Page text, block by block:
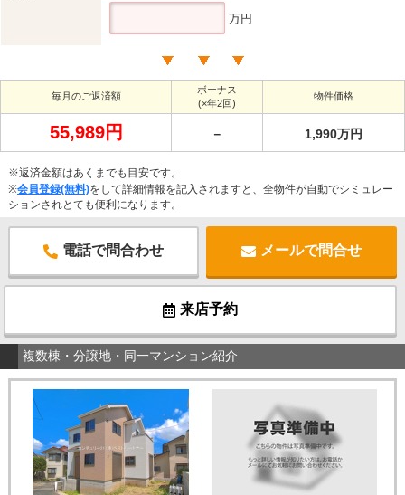
万円
毎月のご返済額
ボーナス
(×年2回)
物件価格
55,989円 － 1,990万円
※返済金額はあくまでも目安です。
※会員登録(無料)をして詳細情報を記入されますと、全物件が自動でシミュレー
ションされとても便利になります。
電話で問合わせ メールで問合せ
来店予約
複数棟・分譲地・同一マンション紹介